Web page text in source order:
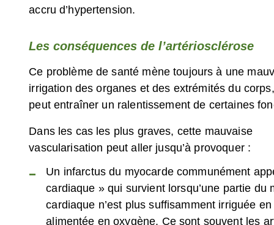
accru d’hypertension.
Les conséquences de l’artériosclérose
Ce problème de santé mène toujours à une
irrigation des organes et des extrémités du
peut entraîner un ralentissement de certaines
Dans les cas les plus graves, cette mauvaise
vascularisation peut aller jusqu’à provoquer :
–
Un infarctus du myocarde communément
cardiaque » qui survient lorsqu’une partie du
cardiaque n’est plus suffisamment irriguée
alimentée en oxygène. Ce sont souvent les